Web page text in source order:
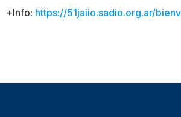
+Info: https://51jaiio.sadio.org.ar/